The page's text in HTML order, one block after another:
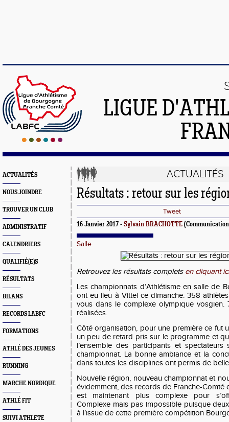
LIGUE
ACTUALITÉS
NOUS JOINDRE
TROUVER UN CLUB
ADMINISTRATIF
CALENDRIERS
QUALIFIÉ(E)S
RÉSULTATS
BILANS
RECORDS LABFC
FORMATIONS
ATHLÉ DES JEUNES
RUNNING
MARCHE NORDIQUE
ATHLÉ FIT
SUIVI ATHLETE
ACTUALITÉS
Résultats : retour sur les
Tweet
16 Janvier 2017 - Sylvain BRACHOTTE
Salle
Retrouvez les résultats complets en cliquant
Les championnats d’Athlétisme en salle de
ont eu lieu à Vittel ce dimanche. 358
vous dans le complexe olympique vosgien.
réalisées.
Côté organisation, pour une première ce fut
un peu de retard pris sur le programme et
l’ensemble des participants et
championnat. La bonne ambiance et la
dans toutes les disciplines ont permis de
Nouvelle région, nouveau championnat et
évidemment, des records de Franche-Comté
est maintenant plus complexe pour
Complexe mais pas impossible puisque
à l’issue de cette première compétition